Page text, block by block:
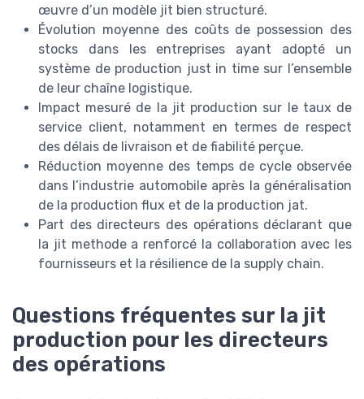
œuvre d’un modèle jit bien structuré.
Évolution moyenne des coûts de possession des
stocks dans les entreprises ayant adopté un
système de production just in time sur l’ensemble
de leur chaîne logistique.
Impact mesuré de la jit production sur le taux de
service client, notamment en termes de respect
des délais de livraison et de fiabilité perçue.
Réduction moyenne des temps de cycle observée
dans l’industrie automobile après la généralisation
de la production flux et de la production jat.
Part des directeurs des opérations déclarant que
la jit methode a renforcé la collaboration avec les
fournisseurs et la résilience de la supply chain.
Questions fréquentes sur la jit
production pour les directeurs
des opérations